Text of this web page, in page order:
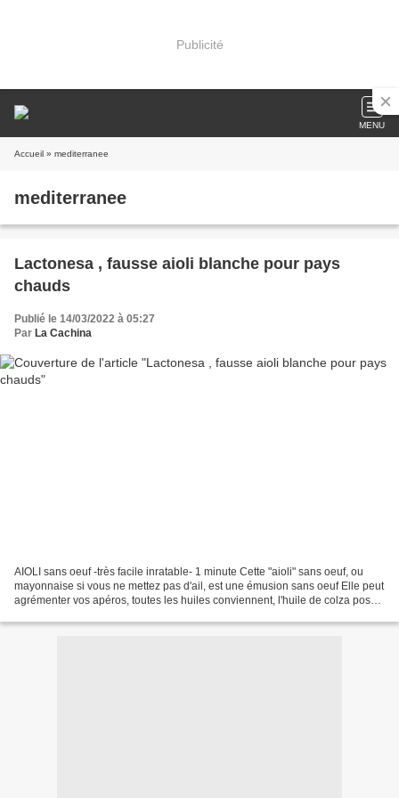
Publicité
MENU
Accueil » mediterranee
mediterranee
Lactonesa , fausse aioli blanche pour pays
chauds
Publié le 14/03/2022 à 05:27
Par La Cachina
AIOLI sans oeuf -très facile inratable- 1 minute Cette "aioli" sans oeuf, ou
mayonnaise si vous ne mettez pas d'ail, est une émusion sans oeuf Elle peut
agrémenter vos apéros, toutes les huiles conviennent, l'huile de colza pose